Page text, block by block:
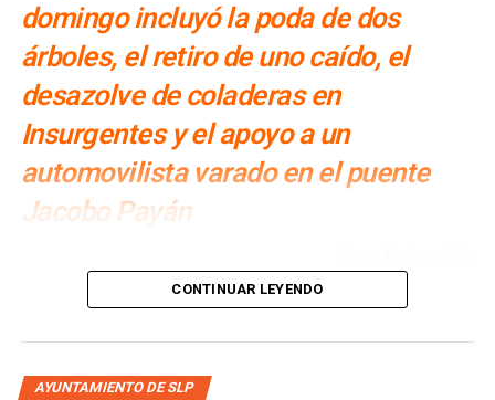
domingo incluyó la poda de dos
árboles, el retiro de uno caído, el
desazolve de coladeras en
Insurgentes y el apoyo a un
automovilista varado en el puente
Jacobo Payán
Dirección Municipal de Protección Civil
árboles en riesgo, encharcamientos en la colonia
Insurgentes, un vehículo varado en el puente Jacobo
CONTINUAR LEYENDO
AYUNTAMIENTO DE SLP